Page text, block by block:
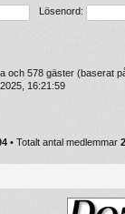
Lösenord:
och 578 gäster (baserat
2025, 16:21:59
• Totalt antal medlemmar